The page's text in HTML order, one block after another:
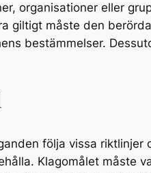
organisationer eller
giltigt måste den
bestämmelser.
följa vissa
Klagomålet måste